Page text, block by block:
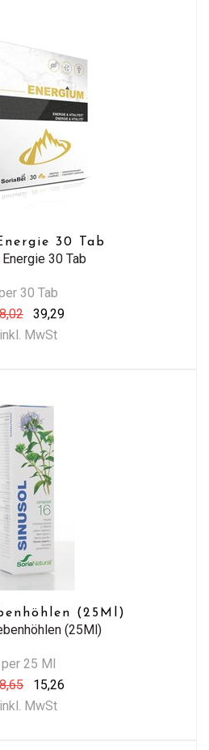
30 Tab
30 Tab
30 Tab
39,29
inkl. MwSt
(25Ml)
(25Ml)
per 25 Ml
15,26
inkl. MwSt